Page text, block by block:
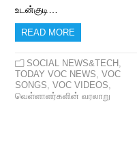
உடன்குடி…
READ MORE
SOCIAL NEWS&TECH ,
TODAY VOC NEWS,VOC
SONGS,VOC VIDEOS,
வெள்ளாளர்களின் வரலாறு